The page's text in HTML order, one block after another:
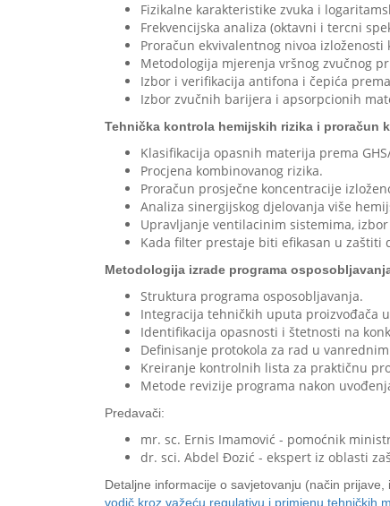
Fizikalne karakteristike zvuka i
Frekvencijska analiza (oktavni i tercni
Proračun ekvivalentnog nivoa
Metodologija mjerenja vršnog zvučnog
Izbor i verifikacija antifona i čepića
Izbor zvučnih barijera i apsorpcionih
Tehnička kontrola hemijskih rizika i proračun
Klasifikacija opasnih materija prema
Procjena kombinovanog rizika.
Proračun prosječne koncentracije
Analiza sinergijskog djelovanja više
Upravljanje ventilacinim sistemima,
Kada filter prestaje biti efikasan u zaštiti
Metodologija izrade programa
Struktura programa osposobljavanja.
Integracija tehničkih uputa proizvođača
Identifikacija opasnosti i štetnosti na
Definisanje protokola za rad u
Kreiranje kontrolnih lista za praktičnu
Metode revizije programa nakon
Predavači:
mr. sc. Ernis Imamović - pomoćnik
dr. sci. Abdel Đozić - ekspert iz oblasti
Detaljne informacije o savjetovanju (način
vodič kroz važeću regulativu i primjenu tehničkih